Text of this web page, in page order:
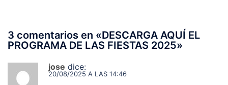
3 comentarios en «DESCARGA AQUÍ EL
PROGRAMA DE LAS FIESTAS 2025»
jose dice:
20/08/2025 A LAS 14:46